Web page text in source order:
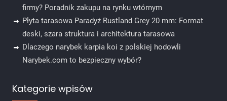
firmy? Poradnik zakupu na rynku wtórnym
Płyta tarasowa Paradyż Rustland Grey 20 mm: Format
deski, szara struktura i architektura tarasowa
Dlaczego narybek karpia koi z polskiej hodowli
Narybek.com to bezpieczny wybór?
Kategorie wpisów